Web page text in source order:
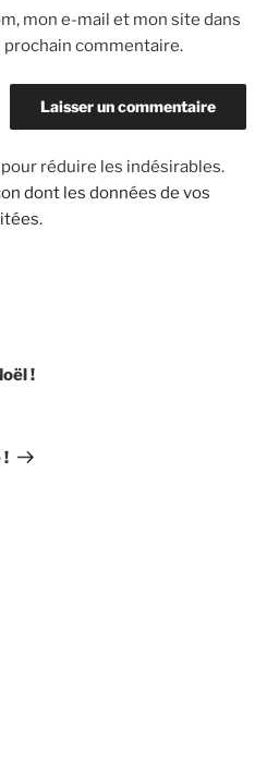
mon e-mail et mon site dans
commentaire.
réduire les indésirables.
dont les données de vos
.
!
!